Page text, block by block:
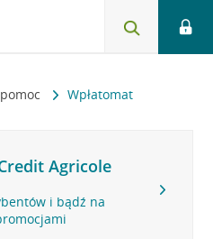
Wpłatomat
Agricole
i bądź na